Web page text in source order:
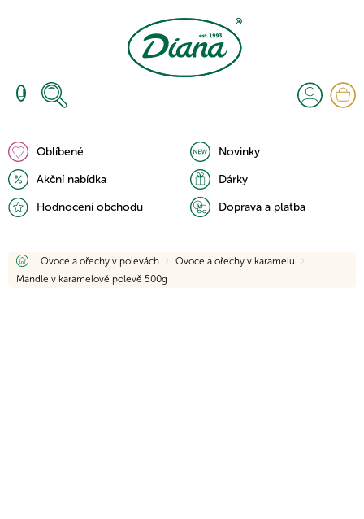
Oblíbené
Novinky
Akční nabídka
Dárky
Hodnocení obchodu
Doprava a platba
Domů
Ovoce a ořechy v polevách
Ovoce a ořechy v karamelu
Mandle v karamelové polevě 500g